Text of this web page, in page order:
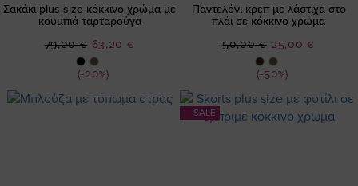
Σακάκι plus size κόκκινο χρώμα με
κουμπιά ταρταρούγα
(-20%)
Ειδική
Τιμή
63,20 €
79,00 €
Παντελόνι κρεπ με λάστιχα στο
πλάι σε κόκκινο χρώμα
(-50%)
Ειδική
Τιμή
25,00 €
50,00 €
SALE